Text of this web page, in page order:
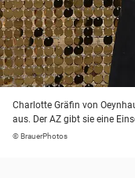
Charlotte Gräfin von
aus. Der AZ gibt sie eine
© BrauerPhotos